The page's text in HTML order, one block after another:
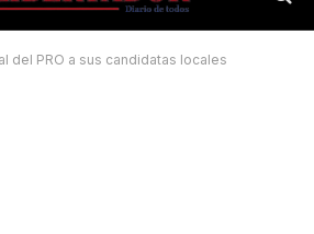
del PRO a sus candidatas locales